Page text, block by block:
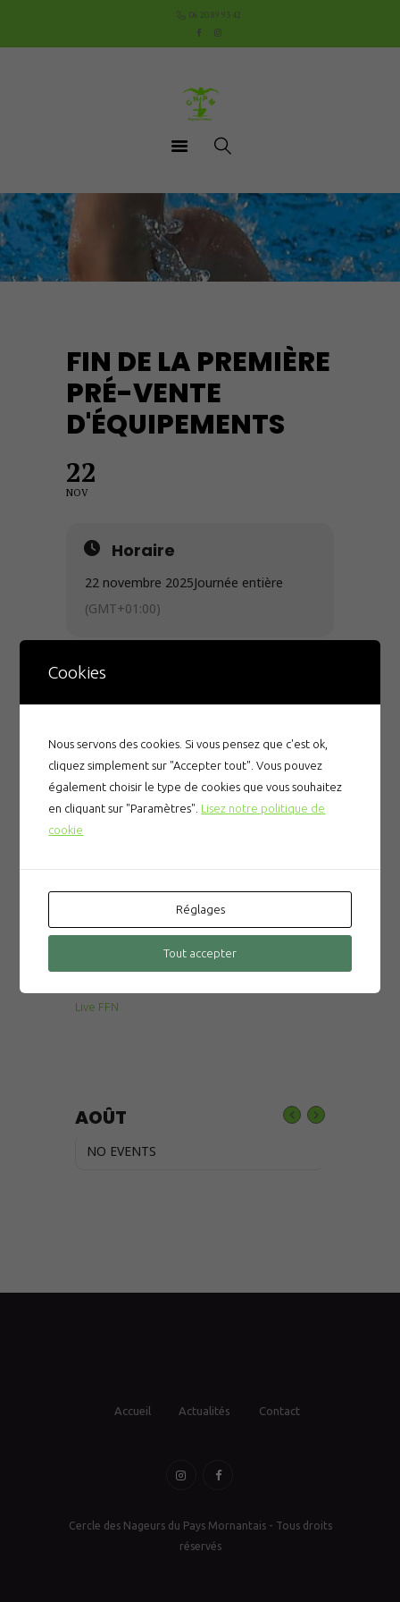
06 20 89 93 42
Le Club
Aquathlon du Pays
Mornantais
Documents utiles
FIN DE LA PREMIÈRE
PRÉ-VENTE
D'ÉQUIPEMENTS
22
NOV
Horaire
22 novembre 2025Journée entière
(GMT+01:00)
Articles récents
Prévention des noyades
La tombola du CNPM
Liens utiles:
Live FFN
AOÛT
NO EVENTS
Accueil Actualités Contact
Cercle des Nageurs du Pays Mornantais - Tous droits
réservés
Cookies
Nous servons des cookies. Si vous pensez que c'est ok,
cliquez simplement sur "Accepter tout". Vous pouvez
également choisir le type de cookies que vous souhaitez
en cliquant sur "Paramètres". Lisez notre politique de
cookie
Réglages
Tout accepter